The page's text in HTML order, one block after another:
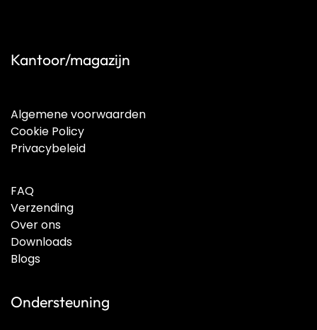
Kantoor/magazijn
Algemene voorwaarden
Cookie Policy
Privacybeleid
FAQ
Verzending
Over ons
Downloads
Blogs
Ondersteuning